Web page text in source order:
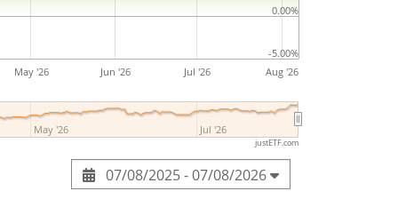
May '26 Jun '26 Jul '26 Aug '26
May '26 Jul '26
-5.00%
0.00%
justETF.com
07/08/2025 - 07/08/2026